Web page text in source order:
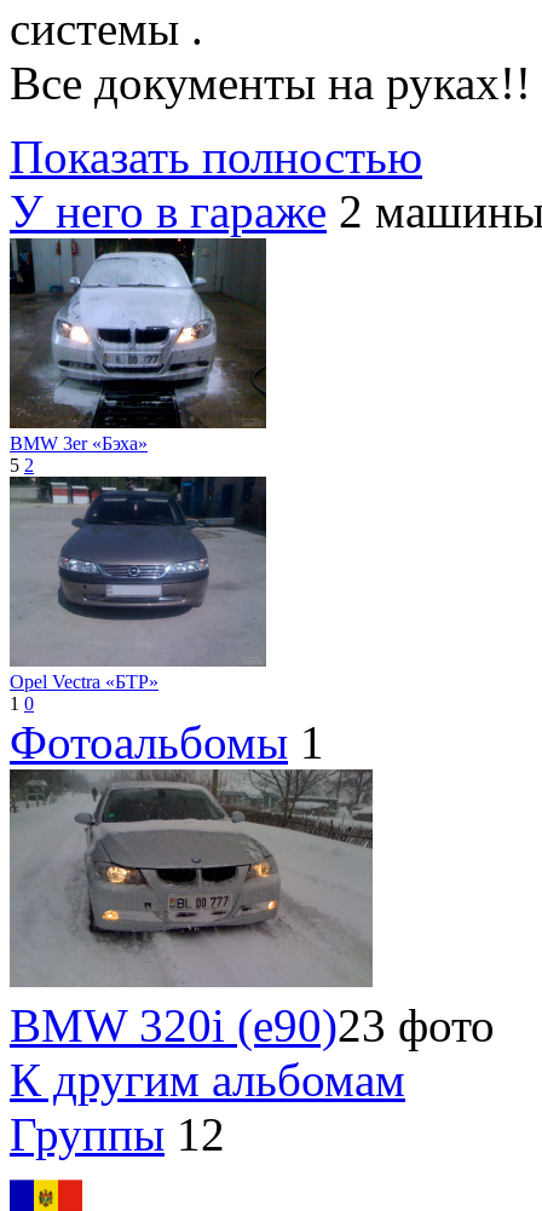
системы .
Все документы на руках!!
Показать полностью
У него в гараже 2
BMW 3er «Бэха»
5 2
Opel Vectra «БТР»
1 0
Фотоальбомы 1
BMW 320i (e90)23 фото
К другим альбомам
Группы 12